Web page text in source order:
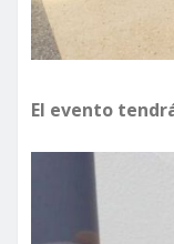
El evento